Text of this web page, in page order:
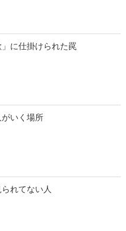
に仕掛けられた罠
いく場所
れてない人